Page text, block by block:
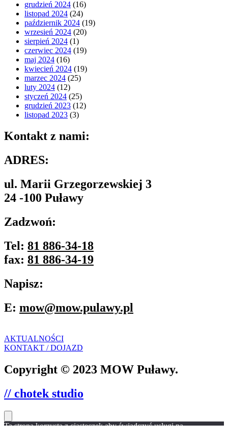
grudzień 2024 (16)
listopad 2024 (24)
październik 2024 (19)
wrzesień 2024 (20)
sierpień 2024 (1)
czerwiec 2024 (19)
maj 2024 (16)
kwiecień 2024 (19)
marzec 2024 (25)
luty 2024 (12)
styczeń 2024 (25)
grudzień 2023 (12)
listopad 2023 (3)
Kontakt z nami:
ADRES:
ul. Marii Grzegorzewskiej 3
24 -100 Puławy
Zadzwoń:
Tel: 81 886-34-18
fax: 81 886-34-19
Napisz:
E: mow@mow.pulawy.pl
AKTUALNOŚCI
KONTAKT / DOJAZD
Copyright © 2023 MOW Puławy.
// chotek studio
Ta strona korzysta z ciasteczek aby świadczyć usługi na